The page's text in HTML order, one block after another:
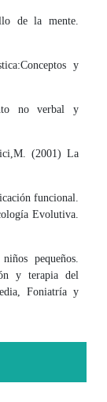
de la mente.
y
no verbal y
(2001) La
funcional.
Evolutiva.
pequeños.
y terapia del
Foniatría y